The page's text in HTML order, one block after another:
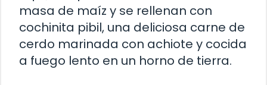
masa de maíz y se rellenan con
cochinita pibil, una deliciosa carne de
cerdo marinada con achiote y cocida
a fuego lento en un horno de tierra.